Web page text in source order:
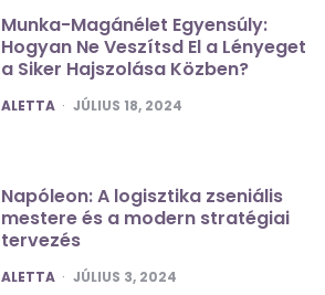
Munka-Magánélet Egyensúly:
Hogyan Ne Veszítsd El a Lényeget
a Siker Hajszolása Közben?
POSTED
ALETTA JÚLIUS 18, 2024
Napóleon: A logisztika zseniális
mestere és a modern stratégiai
tervezés
POSTED
ALETTA JÚLIUS 3, 2024